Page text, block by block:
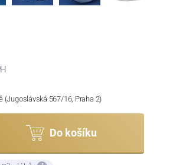
(Jugoslávská 567/16, Praha 2)
Do košíku